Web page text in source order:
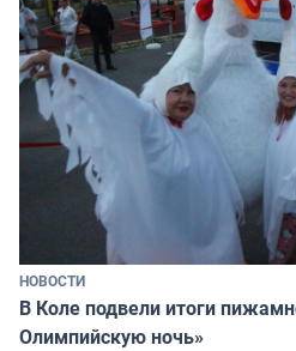
НОВОСТИ
В Коле подвели итоги
Олимпийскую ночь»